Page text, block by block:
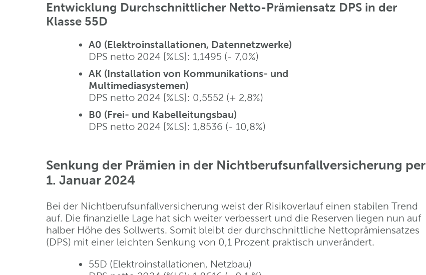
Entwicklung Durchschnittlicher Netto-Prämiensatz DPS in der
Klasse 55D
A0 (Elektroinstallationen, Datennetzwerke)
DPS netto 2024 [%LS]: 1,1495 (- 7,0%)
AK (Installation von Kommunikations- und
Multimediasystemen)
DPS netto 2024 [%LS]: 0,5552 (+ 2,8%)
B0 (Frei- und Kabelleitungsbau)
DPS netto 2024 [%LS]: 1,8536 (- 10,8%)
Senkung der Prämien in der Nichtberufsunfallversicherung per
1. Januar 2024
Bei der Nichtberufsunfallversicherung weist der Risikoverlauf einen stabilen Trend
auf. Die finanzielle Lage hat sich weiter verbessert und die Reserven liegen nun auf
halber Höhe des Sollwerts. Somit bleibt der durchschnittliche Nettoprämiensatzes
(DPS) mit einer leichten Senkung von 0,1 Prozent praktisch unverändert.
55D (Elektroinstallationen, Netzbau)